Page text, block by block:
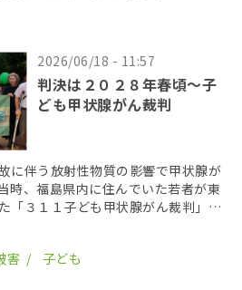
2026/06/18 - 11:57
判決は２０２８年春頃〜子
ども甲状腺がん裁判
に伴う放射性物質の影響で甲状腺が
時、福島県内に住んでいた若者が東
「３１１子ども甲状腺がん裁判」の
６年６月１７日に開かれた。裁 […]
害 子ども